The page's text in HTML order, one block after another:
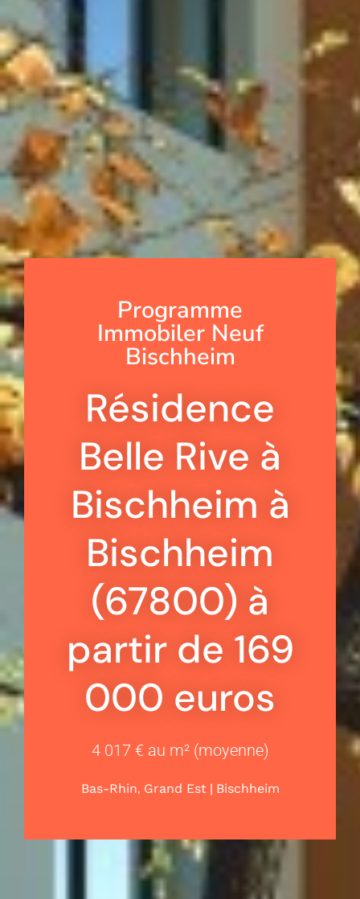
Programme
Immobiler Neuf
Bischheim
Résidence
Belle Rive à
Bischheim à
Bischheim
(67800) à
partir de 169
000 euros
4 017 € au m² (moyenne)
Bas-Rhin, Grand Est| Bischheim